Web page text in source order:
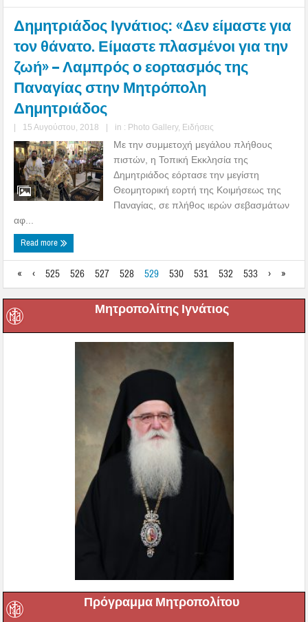
Δημητριάδος Ιγνάτιος: «Δεν είμαστε για
τον θάνατο. Είμαστε πλασμένοι για την
ζωή» – Λαμπρός ο εορτασμός της
Παναγίας στην Μητρόπολη
Δημητριάδος
| 15 Αυγούστου, 2018 | in : Photo Gallery, Ειδήσεις
Με την συμμετοχή μεγάλου πλήθους
πιστών, η Τοπική Εκκλησία της
Δημητριάδος εόρτασε την μεγίστη
Θεομητορική εορτή της Κοιμήσεως της
Παναγίας, σε πλήθος ιερών σεβασμάτων
αφ...
Read more
« ‹ 525 526 527 528 529 530 531 532 533 › »
Μητροπολίτης Ιγνάτιος
Πρόγραμμα Μητροπολίτου